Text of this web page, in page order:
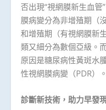
否出現“視網膜新生血
膜病變分為非增殖期（
和增殖期（有視網膜新
類又細分為數個亞級。
原因是糖尿病性黃斑水
性視網膜病變（PDR）。
診斷新技術，助力早發